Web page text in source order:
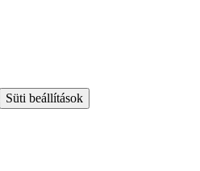
Süti beállítások